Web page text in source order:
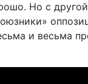
Но с
и весьма